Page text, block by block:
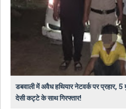
डबवाली में अवैध हथियार नेटवर्क पर प्रहार, 5
देसी कट्टे के साथ गिरफ्तार!